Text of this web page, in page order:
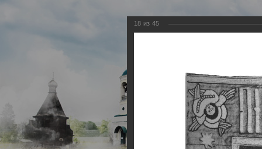
18 из 45